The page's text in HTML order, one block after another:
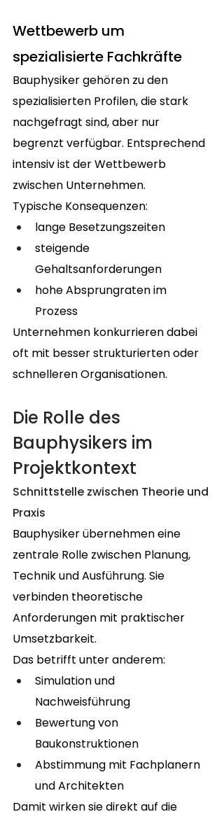
Wettbewerb um
spezialisierte Fachkräfte
Bauphysiker gehören zu den
spezialisierten Profilen, die stark
nachgefragt sind, aber nur
begrenzt verfügbar. Entsprechend
intensiv ist der Wettbewerb
zwischen Unternehmen.
Typische Konsequenzen:
lange Besetzungszeiten
steigende
Gehaltsanforderungen
hohe Absprungraten im
Prozess
Unternehmen konkurrieren dabei
oft mit besser strukturierten oder
schnelleren Organisationen.
Die Rolle des
Bauphysikers im
Projektkontext
Schnittstelle zwischen Theorie und
Praxis
Bauphysiker übernehmen eine
zentrale Rolle zwischen Planung,
Technik und Ausführung. Sie
verbinden theoretische
Anforderungen mit praktischer
Umsetzbarkeit.
Das betrifft unter anderem:
Simulation und
Nachweisführung
Bewertung von
Baukonstruktionen
Abstimmung mit Fachplanern
und Architekten
Damit wirken sie direkt auf die